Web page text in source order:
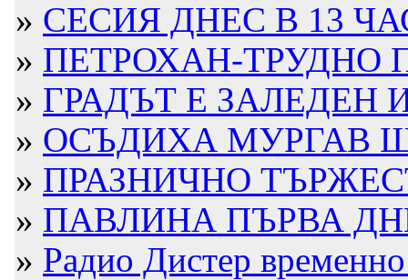
» СЕСИЯ ДНЕС В 13
» ПЕТРОХАН-ТРУДНО
» ГРАДЪТ Е ЗАЛЕДЕН
» ОСЪДИХА МУРГАВ
» ПРАЗНИЧНО
» ПАВЛИНА ПЪРВА
» Радио Дистер временно